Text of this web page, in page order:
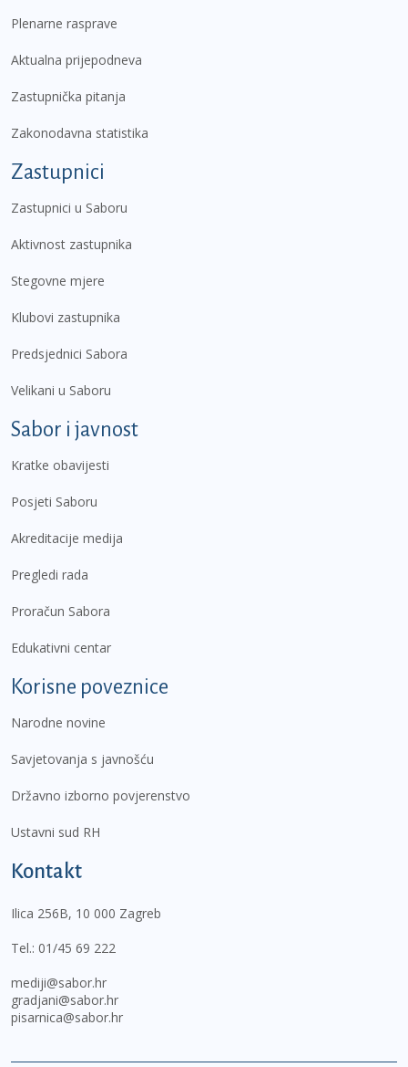
Plenarne rasprave
Aktualna prijepodneva
Zastupnička pitanja
Zakonodavna statistika
Zastupnici
Zastupnici u Saboru
Aktivnost zastupnika
Stegovne mjere
Klubovi zastupnika
Predsjednici Sabora
Velikani u Saboru
Sabor i javnost
Kratke obavijesti
Posjeti Saboru
Akreditacije medija
Pregledi rada
Proračun Sabora
Edukativni centar
Korisne poveznice
Narodne novine
Savjetovanja s javnošću
Državno izborno povjerenstvo
Ustavni sud RH
Kontakt
Ilica 256B, 10 000 Zagreb
Tel.: 01/45 69 222
mediji@sabor.hr
gradjani@sabor.hr
pisarnica@sabor.hr